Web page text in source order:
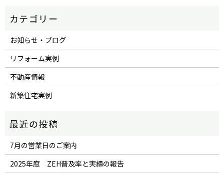
お知らせ・ブログ
リフォーム実例
不動産情報
新築住宅実例
7月の営業日のご案内
2025年度 ZEH普及率と実績の報告